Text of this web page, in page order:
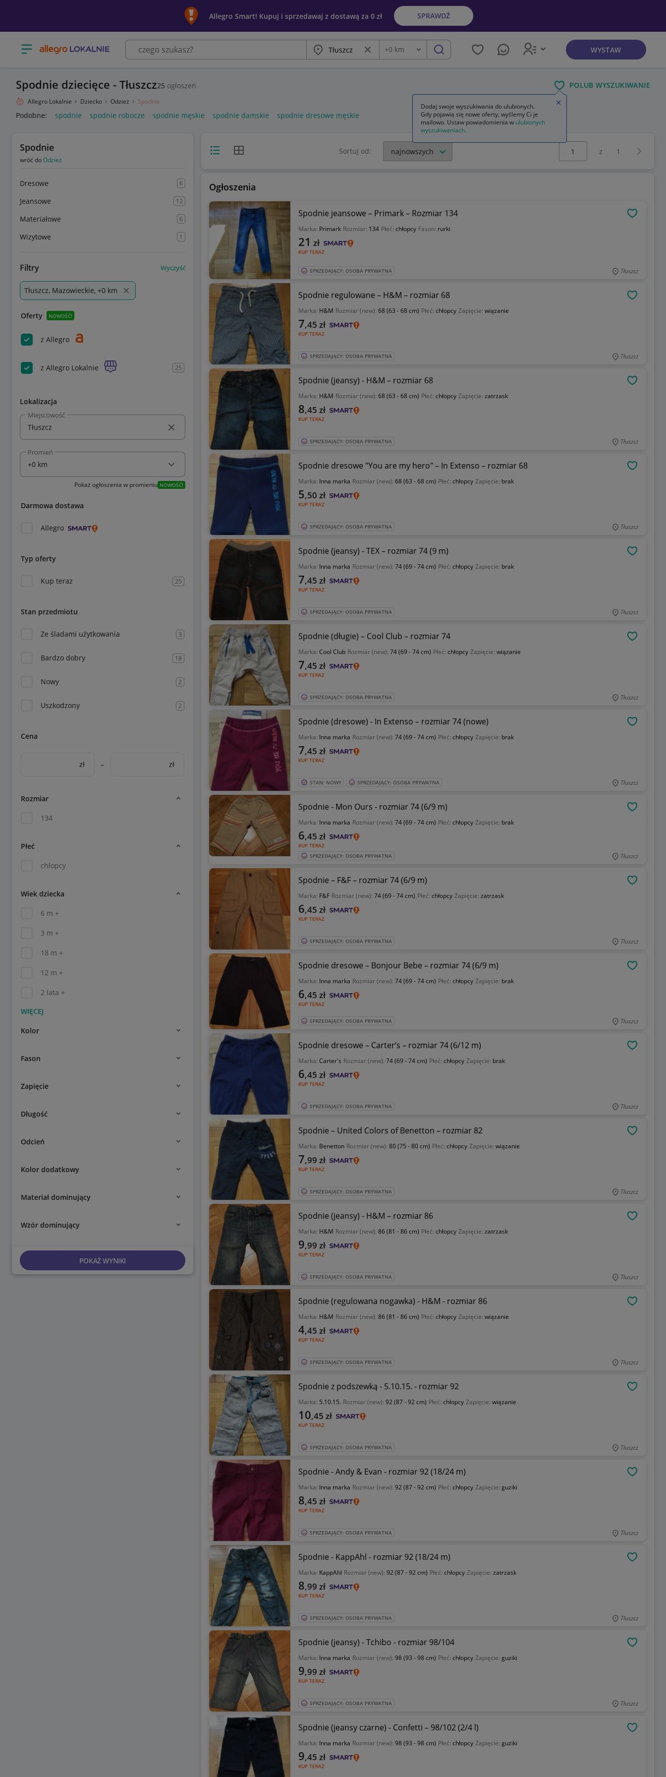
Allegro Smart! Kupuj i sprzedawaj z dostawą za 0 zł SPRAWDŹ
Otwórz menu z kategoriami Miasto Wyczyść frazę
Odległość
+0 km szukaj WYSTAW
Spodnie dziecięce - Tłuszcz25 ogłoszeń POLUB WYSZUKIWANIE
Allegro Lokalnie Dziecko Odzież Spodnie
Podobne: spodnie spodnie robocze spodnie męskie spodnie damskie spodnie dresowe męskie
Spodnie
wróć doOdzież
Dresowe 6
Jeansowe 12
Materiałowe 6
Wizytowe 1
Filtry Wyczyść
Tłuszcz, Mazowieckie, +0 km
Oferty NOWOŚĆ!
z Allegro
z Allegro Lokalnie 25
Lokalizacja
Miejscowość
Promień
Pokaż ogłoszenia w promieniu NOWOŚĆ!
Darmowa dostawa
Allegro
Typ oferty
Kup teraz 25
Stan przedmiotu
Ze śladami użytkowania 3
Bardzo dobry 18
Nowy 2
Uszkodzony 2
Cena
zł – zł
Rozmiar
134
Płeć
chłopcy
Wiek dziecka
6 m +
3 m +
18 m +
12 m +
2 lata +
Kolor
Fason
Zapięcie
Długość
Odcień
Kolor dodatkowy
Materiał dominujący
Wzór dominujący
POKAŻ WYNIKI
Widok listyWidok siatki Sortuj od:
Wybierz stronę:
z 1
Ogłoszenia
Spodnie jeansowe – Primark – Rozmiar 134
Marka: Primark Rozmiar: 134 Płeć: chłopcy Fason: rurki
KUP TERAZ
21 zł
SPRZEDAJĄCY: OSOBA PRYWATNA Tłuszcz
Spodnie regulowane – H&M – rozmiar 68
Marka: H&M Rozmiar (new): 68 (63 - 68 cm) Płeć: chłopcy Zapięcie: wiązanie
KUP TERAZ
7,45 zł
SPRZEDAJĄCY: OSOBA PRYWATNA Tłuszcz
Spodnie (jeansy) - H&M – rozmiar 68
Marka: H&M Rozmiar (new): 68 (63 - 68 cm) Płeć: chłopcy Zapięcie: zatrzask
KUP TERAZ
8,45 zł
SPRZEDAJĄCY: OSOBA PRYWATNA Tłuszcz
Spodnie dresowe "You are my hero" – In Extenso – rozmiar 68
Marka: Inna marka Rozmiar (new): 68 (63 - 68 cm) Płeć: chłopcy Zapięcie: brak
KUP TERAZ
5,50 zł
SPRZEDAJĄCY: OSOBA PRYWATNA Tłuszcz
Spodnie (jeansy) - TEX – rozmiar 74 (9 m)
Marka: Inna marka Rozmiar (new): 74 (69 - 74 cm) Płeć: chłopcy Zapięcie: brak
KUP TERAZ
7,45 zł
SPRZEDAJĄCY: OSOBA PRYWATNA Tłuszcz
Spodnie (długie) – Cool Club – rozmiar 74
Marka: Cool Club Rozmiar (new): 74 (69 - 74 cm) Płeć: chłopcy Zapięcie: wiązanie
KUP TERAZ
7,45 zł
SPRZEDAJĄCY: OSOBA PRYWATNA Tłuszcz
Spodnie (dresowe) - In Extenso – rozmiar 74 (nowe)
Marka: Inna marka Rozmiar (new): 74 (69 - 74 cm) Płeć: chłopcy Zapięcie: brak
KUP TERAZ
7,45 zł
STAN: NOWY SPRZEDAJĄCY: OSOBA PRYWATNA Tłuszcz
Spodnie - Mon Ours - rozmiar 74 (6/9 m)
Marka: Inna marka Rozmiar (new): 74 (69 - 74 cm) Płeć: chłopcy Zapięcie: brak
KUP TERAZ
6,45 zł
SPRZEDAJĄCY: OSOBA PRYWATNA Tłuszcz
Spodnie – F&F – rozmiar 74 (6/9 m)
Marka: F&F Rozmiar (new): 74 (69 - 74 cm) Płeć: chłopcy Zapięcie: zatrzask
KUP TERAZ
6,45 zł
SPRZEDAJĄCY: OSOBA PRYWATNA Tłuszcz
Spodnie dresowe – Bonjour Bebe – rozmiar 74 (6/9 m)
Marka: Inna marka Rozmiar (new): 74 (69 - 74 cm) Płeć: chłopcy Zapięcie: brak
KUP TERAZ
6,45 zł
SPRZEDAJĄCY: OSOBA PRYWATNA Tłuszcz
Spodnie dresowe – Carter’s – rozmiar 74 (6/12 m)
Marka: Carter's Rozmiar (new): 74 (69 - 74 cm) Płeć: chłopcy Zapięcie: brak
KUP TERAZ
6,45 zł
SPRZEDAJĄCY: OSOBA PRYWATNA Tłuszcz
Spodnie – United Colors of Benetton – rozmiar 82
Marka: Benetton Rozmiar (new): 80 (75 - 80 cm) Płeć: chłopcy Zapięcie: wiązanie
KUP TERAZ
7,99 zł
SPRZEDAJĄCY: OSOBA PRYWATNA Tłuszcz
Spodnie (jeansy) - H&M – rozmiar 86
Marka: H&M Rozmiar (new): 86 (81 - 86 cm) Płeć: chłopcy Zapięcie: zatrzask
KUP TERAZ
9,99 zł
SPRZEDAJĄCY: OSOBA PRYWATNA Tłuszcz
Spodnie (regulowana nogawka) - H&M - rozmiar 86
Marka: H&M Rozmiar (new): 86 (81 - 86 cm) Płeć: chłopcy Zapięcie: wiązanie
KUP TERAZ
4,45 zł
SPRZEDAJĄCY: OSOBA PRYWATNA Tłuszcz
Spodnie z podszewką - 5.10.15. - rozmiar 92
Marka: 5.10.15. Rozmiar (new): 92 (87 - 92 cm) Płeć: chłopcy Zapięcie: wiązanie
KUP TERAZ
10,45 zł
SPRZEDAJĄCY: OSOBA PRYWATNA Tłuszcz
Spodnie - Andy & Evan - rozmiar 92 (18/24 m)
Marka: Inna marka Rozmiar (new): 92 (87 - 92 cm) Płeć: chłopcy Zapięcie: guziki
KUP TERAZ
8,45 zł
SPRZEDAJĄCY: OSOBA PRYWATNA Tłuszcz
Spodnie - KappAhl - rozmiar 92 (18/24 m)
Marka: KappAhl Rozmiar (new): 92 (87 - 92 cm) Płeć: chłopcy Zapięcie: zatrzask
KUP TERAZ
8,99 zł
SPRZEDAJĄCY: OSOBA PRYWATNA Tłuszcz
Spodnie (jeansy) - Tchibo - rozmiar 98/104
Marka: Inna marka Rozmiar (new): 98 (93 - 98 cm) Płeć: chłopcy Zapięcie: guziki
KUP TERAZ
9,99 zł
SPRZEDAJĄCY: OSOBA PRYWATNA Tłuszcz
Spodnie (jeansy czarne) - Confetti – 98/102 (2/4 l)
Marka: Inna marka Rozmiar (new): 98 (93 - 98 cm) Płeć: chłopcy Zapięcie: guziki
KUP TERAZ
9,45 zł
Dodaj swoje wyszukiwania do ulubionych.
Gdy pojawią się nowe oferty, wyślemy Ci je
mailowo. Ustaw powiadomienia w ulubionych
wyszukiwaniach.
Zamknij wskazówkę